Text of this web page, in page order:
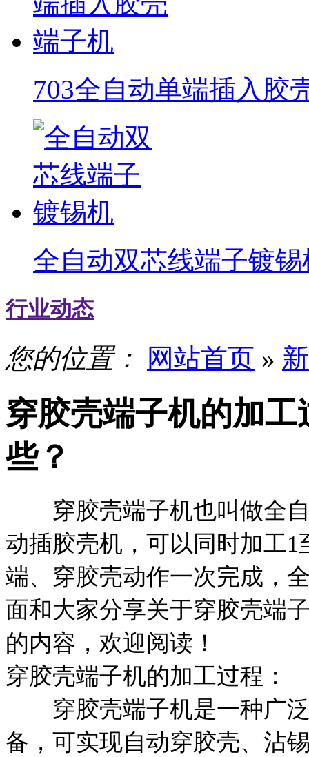
703全自动单端插入胶
全自动双芯线端子镀锡
行业动态
您的位置： 网站首页 »
穿胶壳端子机的加
些？
穿胶壳端子机也叫做全自
动插胶壳机，可以同时加工
端、穿胶壳动作一次完成，
面和大家分享关于穿胶壳端
的内容，欢迎阅读！
穿胶壳端子机的加工过程：
穿胶壳端子机是一种广泛
备，可实现自动穿胶壳、沾